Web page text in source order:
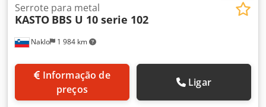
Naklo 1 984 km
Serrote para metal
KASTO BBS U 10 serie 102
preços
Ligar